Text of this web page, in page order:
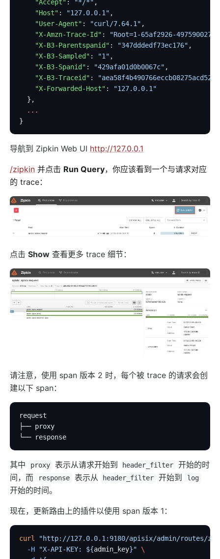
证书
批处理器
压力测试
APISIX 变量
Running APISIX in AWS with AWS CDK
TLS 双向认证
调试功能
SSL 协议
HTTP3 协议
    "Accept"
: "*/*" ,
    "Host"
: "127.0.0.1" ,
    "User-Agent"
: "curl/7.64.1" ,
    "X-Amzn-Trace-Id"
:
"Root=1-65af2926-
    "X-B3-Parentspanid"
: "347dddedf73ec176" ,
    "X-B3-Sampled"
: "1" ,
    "X-B3-Spanid"
: "429afa01d0b0067c" ,
    "X-B3-Traceid"
:
    "X-Forwarded-Host"
:
"127.0.0.1"
  },
  ...
}
导航到 Zipkin Web UI http://127.0.0.1
/zipkin 并点击 Run Query，你应该看到一个与请求对应
的 trace：
点击 Show 查看更多 trace 细节：
请注意，使用 span 版本 2 时，每个被 trace 的请求会创
建以下 span：
request
├── proxy
└── response
其中 proxy 表示从请求开始到 header_filter
开始的时
间，而
response 表示从 header_filter 开始到 log
开始的时间。
现在，更新路由上的插件以使用 span 版本 1：
curl
"http://127.0.0.1:9180/apisix/admin/routes/
  -H
"X-API-KEY: ${admin_key}" \